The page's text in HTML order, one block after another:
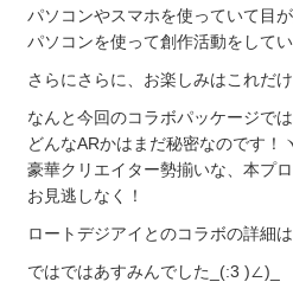
パソコンやスマホを使っていて目
パソコンを使って創作活動をして
さらにさらに、お楽しみはこれだ
なんと今回のコラボパッケージでは
どんなARかはまだ秘密なのです！
豪華クリエイター勢揃いな、本プ
お見逃しなく！
ロートデジアイとのコラボの詳細は
ではではあすみんでした_(:3 )∠)_